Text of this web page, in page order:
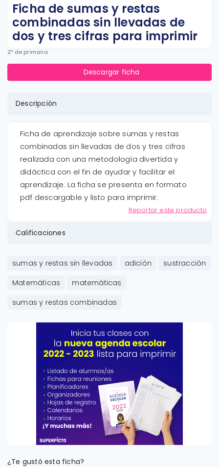
Ficha de sumas y restas
combinadas sin llevadas de
dos y tres cifras para imprimir
2º de primaria
Descargar ficha
Descripción
Ficha de aprendizaje sobre sumas y restas
combinadas sin llevadas de dos y tres cifras
realizada con una metodología divertida y
didáctica con el fin de ayudar y facilitar el
aprendizaje. La ficha se presenta en formato
pdf descargable y listo para imprimir.
Reportar este producto
Calificaciones
sumas y restas sin llevadas adición
sustracción
Matemáticas
matemáticas
sumas y restas combinadas
¿Te gustó esta ficha?